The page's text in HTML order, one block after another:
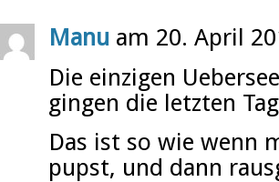
Manu am 20. April
Die einzigen
gingen die letzten
Das ist so wie wenn
pupst, und dann